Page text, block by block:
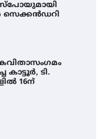
കാട്ടൂർ, ടി.
16ന്